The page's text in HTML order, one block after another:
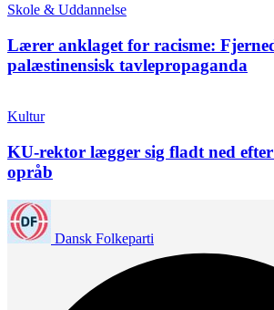
Skole & Uddannelse
Lærer anklaget for racisme:
palæstinensisk tavlepropaganda
Kultur
KU-rektor lægger sig fladt ned
opråb
Dansk Folkeparti